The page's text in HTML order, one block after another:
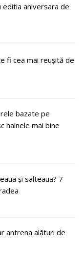
aniversara de
fi cea mai reușită de
bazate pe
hainele mai bine
și salteaua? 7
antrena alături de